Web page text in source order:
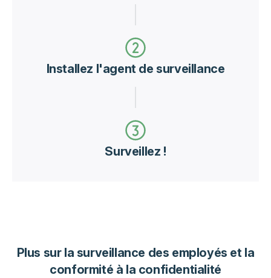
Installez l'agent de surveillance
Surveillez !
Plus sur la surveillance des employés et la
conformité à la confidentialité